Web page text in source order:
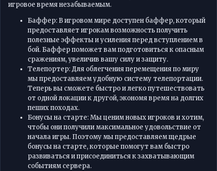
игровое время незабываемым.
Баффер: В игровом мире доступен баффер, который
предоставляет игрокам возможность получить
полезные эффекты и усиления перед вступлением в
бой. Баффер поможет вам подготовиться к опасным
сражениям, увеличив вашу силу и защиту.
Телепортер: Для облегчения перемещения по миру
мы предоставляем удобную систему телепортации.
Теперь вы сможете быстро и легко путешествовать
от одной локации к другой, экономя время на долгих
пеших походах.
Бонусы на старте: Мы ценим новых игроков и хотим,
чтобы они получили максимальное удовольствие от
начала игры. Поэтому мы предоставляем щедрые
бонусы на старте, которые помогут вам быстро
развиваться и присоединиться к захватывающим
событиям сервера.